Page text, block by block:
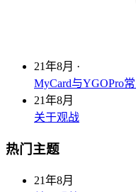
21年8月 ·
MyCard与YGOPro
21年8月
关于观战
热门主题
21年8月